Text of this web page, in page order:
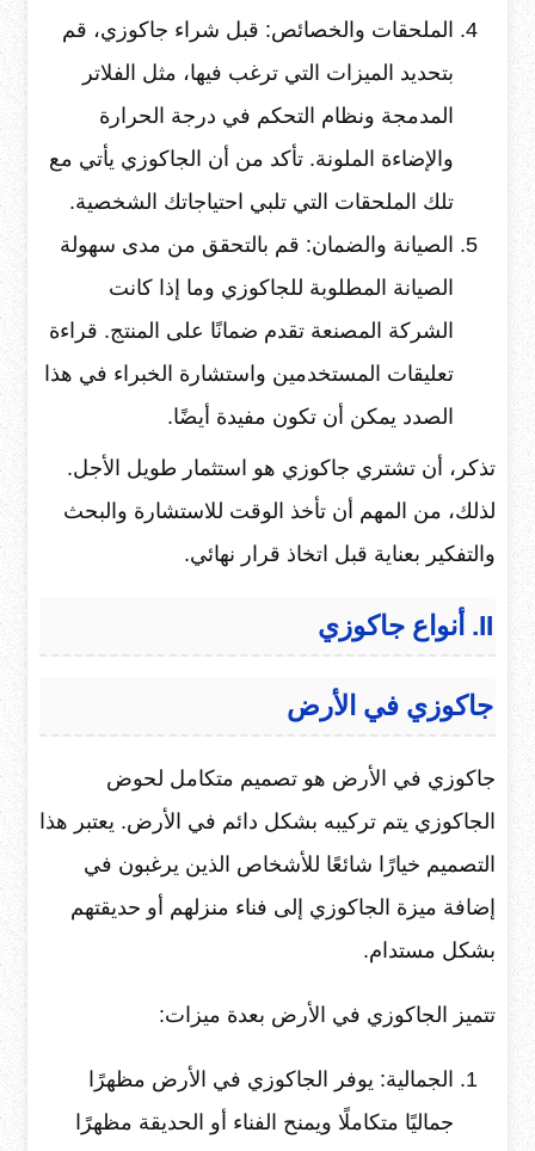
الملحقات والخصائص: قبل شراء جاكوزي، قم
بتحديد الميزات التي ترغب فيها، مثل الفلاتر
المدمجة ونظام التحكم في درجة الحرارة
والإضاءة الملونة. تأكد من أن الجاكوزي يأتي مع
تلك الملحقات التي تلبي احتياجاتك الشخصية.
الصيانة والضمان: قم بالتحقق من مدى سهولة
الصيانة المطلوبة للجاكوزي وما إذا كانت
الشركة المصنعة تقدم ضمانًا على المنتج. قراءة
تعليقات المستخدمين واستشارة الخبراء في هذا
الصدد يمكن أن تكون مفيدة أيضًا.
تذكر، أن تشتري جاكوزي هو استثمار طويل الأجل.
لذلك، من المهم أن تأخذ الوقت للاستشارة والبحث
والتفكير بعناية قبل اتخاذ قرار نهائي.
II. أنواع جاكوزي
جاكوزي في الأرض
جاكوزي في الأرض هو تصميم متكامل لحوض
الجاكوزي يتم تركيبه بشكل دائم في الأرض. يعتبر هذا
التصميم خيارًا شائعًا للأشخاص الذين يرغبون في
إضافة ميزة الجاكوزي إلى فناء منزلهم أو حديقتهم
بشكل مستدام.
تتميز الجاكوزي في الأرض بعدة ميزات:
الجمالية: يوفر الجاكوزي في الأرض مظهرًا
جماليًا متكاملًا ويمنح الفناء أو الحديقة مظهرًا